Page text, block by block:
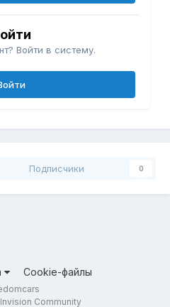
Войти в систему.
Подписчики 0
Cookie-файлы
Community